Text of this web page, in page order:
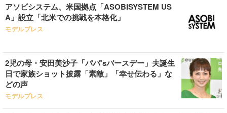
アソビシステム、米国拠点「ASOBISYSTEM US
A」設立「北米での挑戦を本格化」
モデルプレス
2児の母・安田美沙子「パパ'sバースデー」夫誕生
日で家族ショット披露「素敵」「幸せ伝わる」な
どの声
モデルプレス